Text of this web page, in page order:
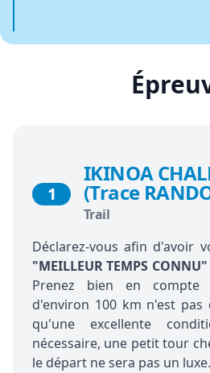
1
IKINOA
(Trace
Trail
Déclarez-vous afin d'avoir
"MEILLEUR TEMPS CONNU"
Prenez bien en compte
d'environ 100 km n'est
qu'une excellente
nécessaire, une petit tour
le départ ne sera pas un